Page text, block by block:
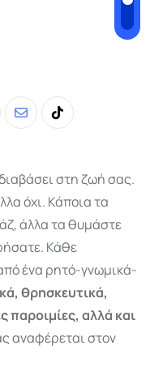
ShareTiktok
στη ζωή σας.
όχι. Κάποια τα
άλλα τα θυμάστε
Κάθε
ένα ρητό-γνωμικά-
θρησκευτικά,
παροιμίες, αλλά και
αναφέρεται στον